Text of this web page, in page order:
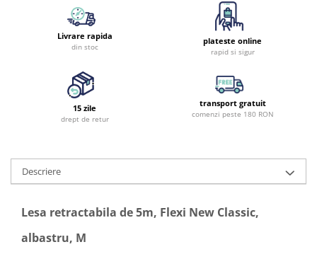
Livrare rapida
din stoc
plateste online
rapid si sigur
15 zile
drept de retur
transport gratuit
comenzi peste 180 RON
Descriere
Lesa retractabila de 5m, Flexi New Classic,
albastru, M